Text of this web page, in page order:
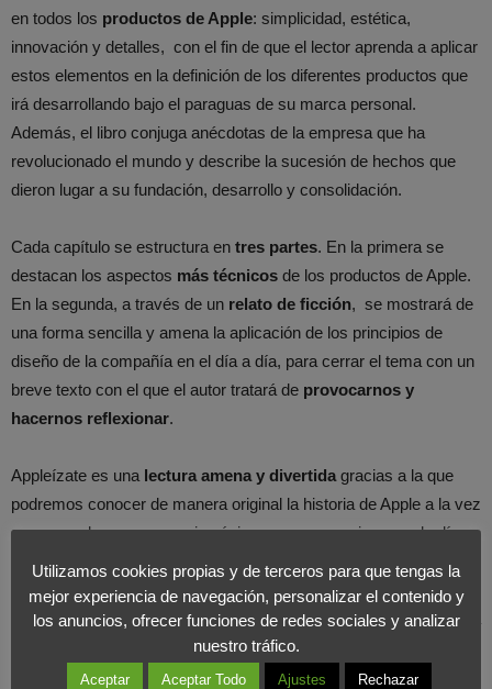
en todos los productos de Apple: simplicidad, estética,
innovación y detalles, con el fin de que el lector aprenda a aplicar
estos elementos en la definición de los diferentes productos que
irá desarrollando bajo el paraguas de su marca personal.
Además, el libro conjuga anécdotas de la empresa que ha
revolucionado el mundo y describe la sucesión de hechos que
dieron lugar a su fundación, desarrollo y consolidación.
Cada capítulo se estructura en tres partes. En la primera se
destacan los aspectos más técnicos de los productos de Apple.
En la segunda, a través de un relato de ficción, se mostrará de
una forma sencilla y amena la aplicación de los principios de
diseño de la compañía en el día a día, para cerrar el tema con un
breve texto con el que el autor tratará de provocarnos y
hacernos reflexionar.
Appleízate es una lectura amena y divertida gracias a la que
podremos conocer de manera original la historia de Apple a la vez
que aprenderemos consejos únicos para ser mejores cada día y
relacionarnos con nuestro entorno. En definitva una
diferente y frescade conocer la historia de Apple para
evolucionar como profesionales. Un libro tan apetecible como una
buena manzana y al que recomendamos darle un buen
«mordisco».
Utilizamos cookies propias y de terceros para que tengas la
mejor experiencia de navegación, personalizar el contenido y
los anuncios, ofrecer funciones de redes sociales y analizar
nuestro tráfico.
Aceptar Aceptar Todo Ajustes Rechazar